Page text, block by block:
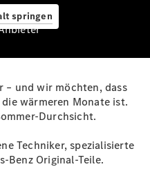
springen
– und wir möchten, dass
wärmeren Monate ist.
Durchsicht.
Techniker, spezialisierte
Benz Original-Teile.